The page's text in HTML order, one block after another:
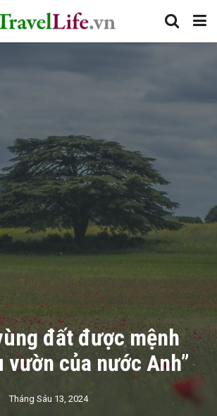
đất được mệnh
vườn của nước Anh”
Tháng Sáu 13, 2024